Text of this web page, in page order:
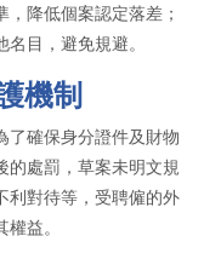
降低個案認定落差；
目，避免規避。
機制
了確保身分證件及財物
的處罰，草案未明文規
利對待等，受聘僱的外
益。